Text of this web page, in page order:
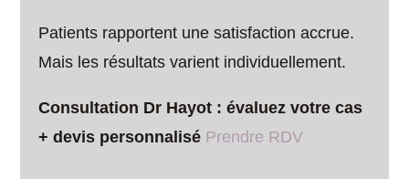
Patients rapportent une satisfaction accrue.
Mais les résultats varient individuellement.
Consultation Dr Hayot : évaluez votre cas
+ devis personnalisé Prendre RDV